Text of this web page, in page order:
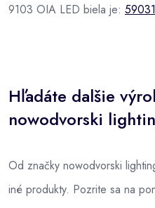
9103 OIA LED biela je:
Hľadáte dalšie
nowodvorski
Od značky nowodvorski
iné produkty. Pozrite sa na